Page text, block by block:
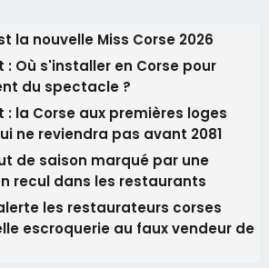
recul dans les restaurants
les restaurateurs corses
escroquerie au faux vendeur de
de CNI et recevez par
importantes et une sélection de